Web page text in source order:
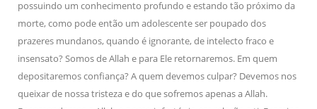
possuindo um conhecimento profundo e estando tão próximo da
morte, como pode então um adolescente ser poupado dos
prazeres mundanos, quando é ignorante, de intelecto fraco e
insensato? Somos de Allah e para Ele retornaremos. Em quem
depositaremos confiança? A quem devemos culpar? Devemos nos
queixar de nossa tristeza e do que sofremos apenas a Allah.